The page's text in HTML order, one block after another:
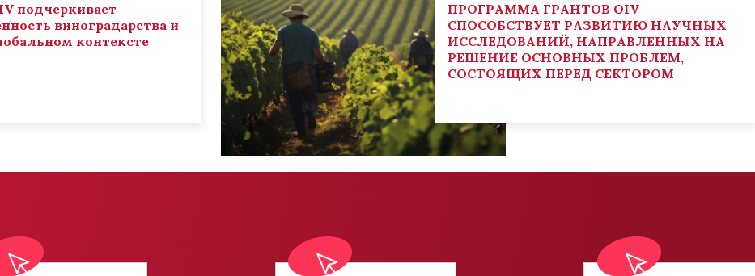
подчеркивает
виноградарства и
контексте
ПРОГРАММА ГРАНТОВ OIV
СПОСОБСТВУЕТ РАЗВИТИЮ НАУЧНЫХ
ИССЛЕДОВАНИЙ, НАПРАВЛЕННЫХ НА
РЕШЕНИЕ ОСНОВНЫХ ПРОБЛЕМ,
СОСТОЯЩИХ ПЕРЕД СЕКТОРОМ